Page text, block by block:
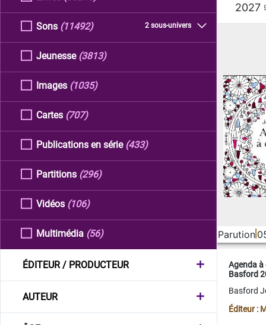
Sons 2 sous-univers
(11492)
Jeunesse (3813)
Images (1035)
Cartes (707)
Publications en série (433)
Partitions (296)
Vidéos (106)
Multimédia (56)
ÉDITEUR / PRODUCTEUR
AUTEUR
2027
Parution
Agenda
Basford
Basford
Éditeur :